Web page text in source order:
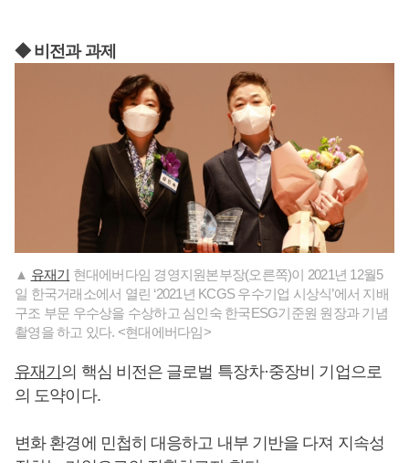
◆ 비전과 과제
▲ 유재기 현대에버다임 경영지원본부장(오른쪽)이 2021년 12월5
일 한국거래소에서 열린 ‘2021년 KCGS 우수기업 시상식’에서 지배
구조 부문 우수상을 수상하고 심인숙 한국ESG기준원 원장과 기념
촬영을 하고 있다. <현대에버다임>
유재기의 핵심 비전은 글로벌 특장차·중장비 기업으로
의 도약이다.
변화 환경에 민첩히 대응하고 내부 기반을 다져 지속성